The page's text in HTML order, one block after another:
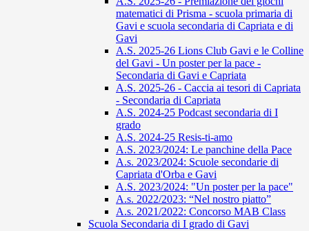
matematici di Prisma - scuola primaria di
Gavi e scuola secondaria di Capriata e di
Gavi
A.S. 2025-26 Lions Club Gavi e le Colline
del Gavi - Un poster per la pace -
Secondaria di Gavi e Capriata
A.S. 2025-26 - Caccia ai tesori di Capriata
- Secondaria di Capriata
A.S. 2024-25 Podcast secondaria di I
grado
A.S. 2024-25 Resis-ti-amo
A.S. 2023/2024: Le panchine della Pace
A.s. 2023/2024: Scuole secondarie di
Capriata d'Orba e Gavi
A.S. 2023/2024: "Un poster per la pace"
A.s. 2022/2023: “Nel nostro piatto”
A.s. 2021/2022: Concorso MAB Class
Scuola Secondaria di I grado di Gavi